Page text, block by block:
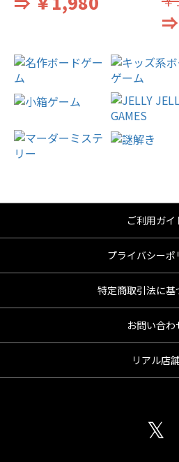
⇒
ご利用ガイ
プライバシーポ
特定商取引法に基
お問い合わ
リアル店舗
𝕏